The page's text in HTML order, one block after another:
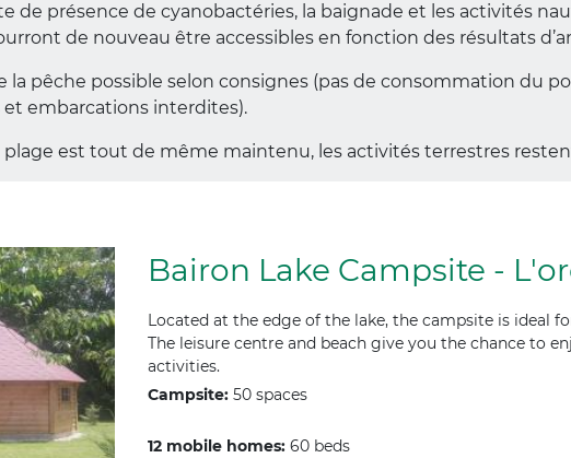
de présence de cyanobactéries, la baignade et les activités
de nouveau être accessibles en fonction des résultats
la pêche possible selon consignes (pas de consommation du
embarcations interdites).
plage est tout de même maintenu, les activités terrestres
Bairon Lake Campsite -
Located at the edge of the lake, the campsite is ideal
The leisure centre and beach give you the chance to
activities.
Campsite: 50 spaces
12 mobile homes: 60 beds